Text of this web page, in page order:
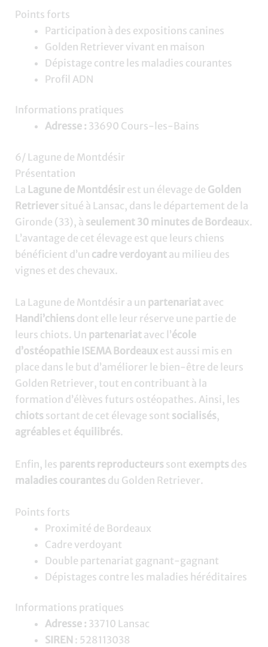
Points forts
Participation à des expositions canines
Golden Retriever vivant en maison
Dépistage contre les maladies courantes
Profil ADN
Informations pratiques
Adresse : 33690 Cours-les-Bains
6/ Lagune de Montdésir
Présentation
La Lagune de Montdésir est un élevage de Golden
Retriever situé à Lansac, dans le département de la
Gironde (33), à seulement 30 minutes de Bordeaux.
L’avantage de cet élevage est que leurs chiens
bénéficient d’un cadre verdoyant au milieu des
vignes et des chevaux.
La Lagune de Montdésir a un partenariat avec
Handi’chiens dont elle leur réserve une partie de
leurs chiots. Un partenariat avec l’école
d’ostéopathie ISEMA Bordeaux est aussi mis en
place dans le but d’améliorer le bien-être de leurs
Golden Retriever, tout en contribuant à la
formation d’élèves futurs ostéopathes. Ainsi, les
chiots sortant de cet élevage sont socialisés,
agréables et équilibrés.
Enfin, les parents reproducteurs sont exempts des
maladies courantes du Golden Retriever.
Points forts
Proximité de Bordeaux
Cadre verdoyant
Double partenariat gagnant-gagnant
Dépistages contre les maladies héréditaires
Informations pratiques
Adresse : 33710 Lansac
SIREN : 528113038